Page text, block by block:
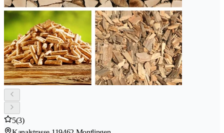
5(3)